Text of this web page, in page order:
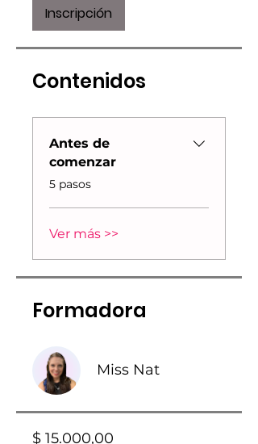
Inscripción
Contenidos
Antes de
comenzar
.
5 pasos
Ver más >>
Formadora
Miss Nat
$ 15.000,00